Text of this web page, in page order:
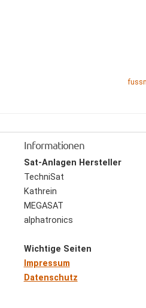
Informationen
Sat-Anlagen Hersteller
TechniSat
Kathrein
MEGASAT
alphatronics
Wichtige Seiten
Impressum
Datenschutz